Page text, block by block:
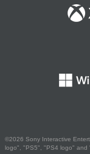
©2026 Sony Interactive
logo", "PS5", "PS4 logo" and